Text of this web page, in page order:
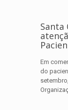
Santa
Em
do